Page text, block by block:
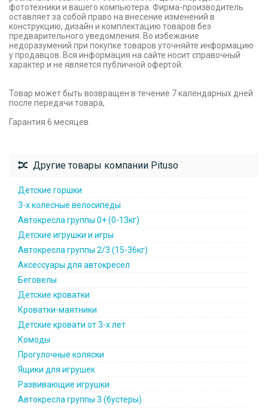
фототехники и вашего компьютера. Фирма-производитель
оставляет за собой право на внесение изменений в
конструкцию, дизайн и комплектацию товаров без
предварительного уведомления. Во избежание
недоразумений при покупке товаров уточняйте информацию
у продавцов. Вся информация на сайте носит справочный
характер и не является публичной офертой.
Товар может быть возвращен в течение 7 календарных дней
после передачи товара,
Гарантия 6 месяцев.
Другие товары компании Pituso
Детские горшки
3-х колесные велосипеды
Автокресла группы 0+ (0-13кг)
Детские игрушки и игры
Автокресла группы 2/3 (15-36кг)
Аксессуары для автокресел
Беговелы
Детские кроватки
Кроватки-маятники
Детские кровати от 3-х лет
Комоды
Прогулочные коляски
Ящики для игрушек
Развивающие игрушки
Автокресла группы 3 (бустеры)